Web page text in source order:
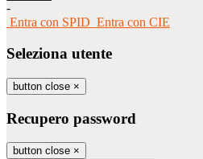
-
Entra con SPID Entra con CIE
Seleziona utente
button close ×
Recupero password
button close ×